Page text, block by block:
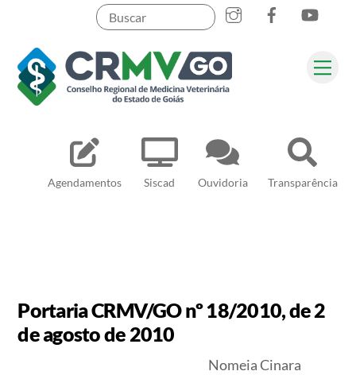
content
Agendamentos Siscad Ouvidoria Transparência
Pesquisar
Portaria CRMV/GO nº 18/2010, de 2
de agosto de 2010
Nomeia Cinara